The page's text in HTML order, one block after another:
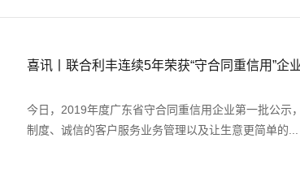
喜讯丨联合利丰连续5年荣获“守合同重信用”企
今日，2019年度广东省守合同重信用企业第一批公示
制度、诚信的客户服务业务管理以及让生意更简单的...